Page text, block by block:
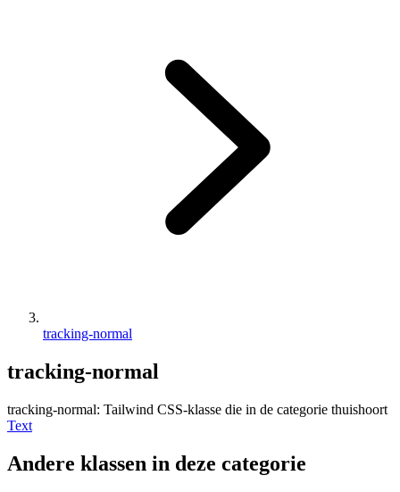
tracking-normal
tracking-normal
tracking-normal: Tailwind CSS-klasse die in de categorie thuishoort
Text
Andere klassen in deze categorie